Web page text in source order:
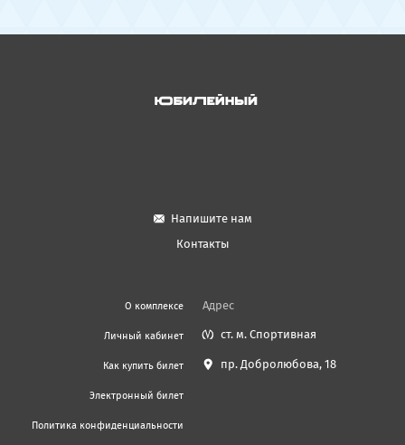
Напишите нам
Контакты
О комплексе
Личный кабинет
Как купить билет
Электронный билет
Политика конфиденциальности
Адрес
ст. м. Спортивная
пр. Добролюбова, 18